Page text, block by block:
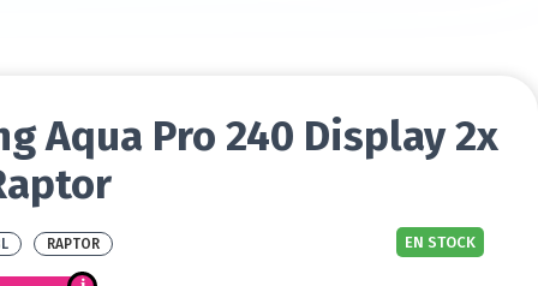
Aqua Pro 240 Display 2x
EN STOCK
RAPTOR